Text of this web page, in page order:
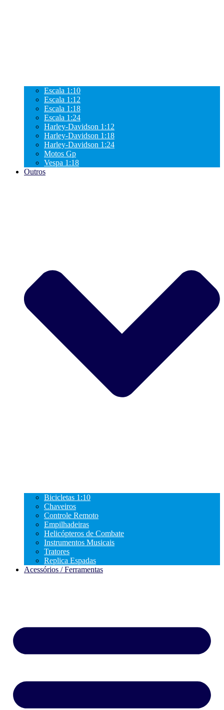
Escala 1:10
Escala 1:12
Escala 1:18
Escala 1:24
Harley-Davidson 1:12
Harley-Davidson 1:18
Harley-Davidson 1:24
Motos Gp
Vespa 1:18
Outros
Bicicletas 1:10
Chaveiros
Controle Remoto
Empilhadeiras
Helicópteros de Combate
Instrumentos Musicais
Tratores
Replica Espadas
Acessórios / Ferramentas